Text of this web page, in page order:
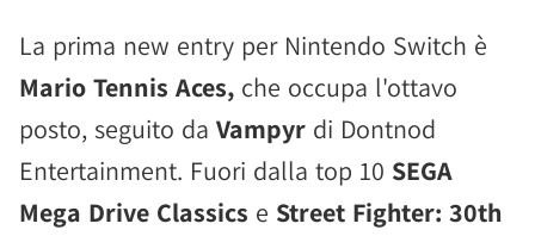
La prima new entry per Nintendo Switch è
Mario Tennis Aces, che occupa l'ottavo
posto, seguito da Vampyr di Dontnod
Entertainment. Fuori dalla top 10 SEGA
Mega Drive Classics e Street Fighter: 30th